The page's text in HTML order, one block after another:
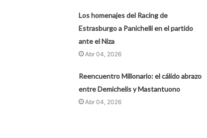
Los homenajes del Racing de
Estrasburgo a Panichelli en el partido
ante el Niza
Abr 04, 2026
Reencuentro Millonario: el cálido abrazo
entre Demichelis y Mastantuono
Abr 04, 2026